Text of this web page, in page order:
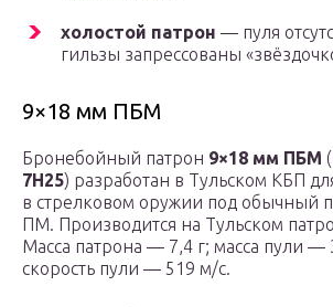
холостой патрон — пуля
гильзы запрессованы
9×18 мм ПБМ
Бронебойный патрон 9×18 мм ПБМ
7Н25) разработан в Тульском КБП
в стрелковом оружии под обычный
ПМ. Производится на Тульском
Масса патрона — 7,4 г; масса пули —
скорость пули — 519 м/с.